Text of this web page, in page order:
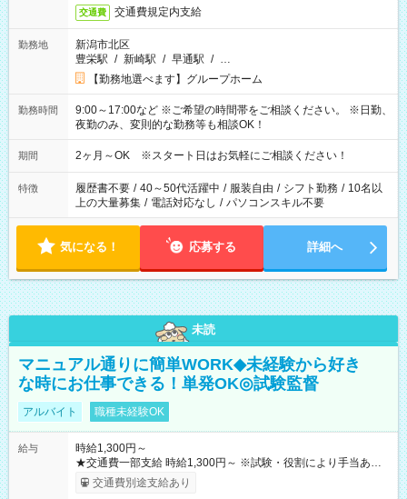
交通費 交通費規定内支給
勤務地
新潟市北区
豊栄駅 / 新崎駅 / 早通駅 / …
【勤務地選べます】グループホーム
勤務時間
9:00～17:00など ※ご希望の時間帯をご相談ください。 ※日勤、
夜勤のみ、変則的な勤務等も相談OK！
期間 2ヶ月～OK ※スタート日はお気軽にご相談ください！
特徴 履歴書不要 / 40～50代活躍中 / 服装自由 / シフト勤務 / 10名以
上の大量募集 / 電話対応なし / パソコンスキル不要
気になる！ 応募する 詳細へ
未読
マニュアル通りに簡単WORK◆未経験から好き
な時にお仕事できる！単発OK◎試験監督
アルバイト 職種未経験OK
給与
時給1,300円～
★交通費一部支給 時給1,300円～ ※試験・役割により手当あり
※勤務回数により昇給あり 【即給（前払い）オプションあ
り！】 希望される場合、勤務から1週間ほどで給与の一部を受け
交通費別途支給あり